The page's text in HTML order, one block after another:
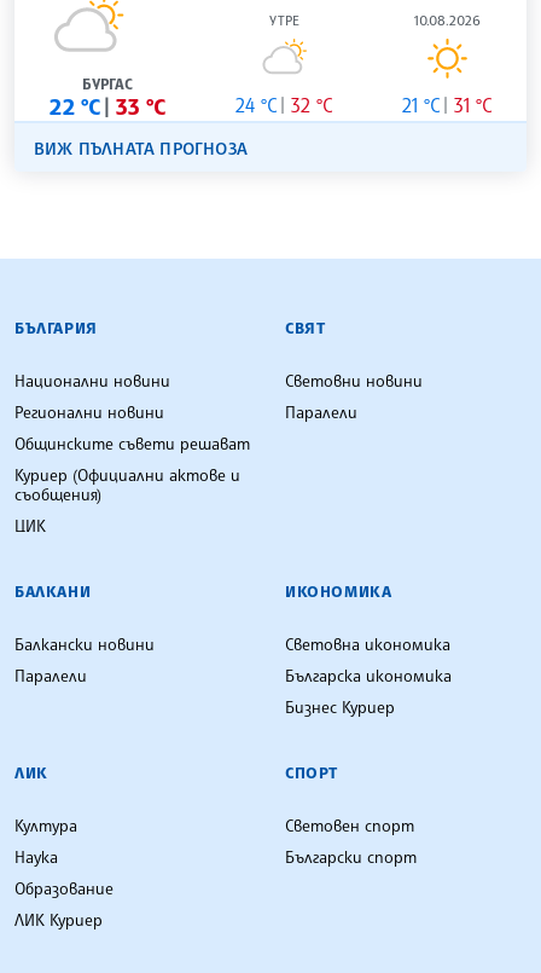
БУРГАС
22 °C 33 °C
УТРЕ
24 °C 32 °C
10.08.2026
21 °C 31 °C
ВИЖ ПЪЛНАТА ПРОГНОЗА
БЪЛГАРСКА ТЕЛЕГРАФНА АГЕНЦИЯ
БЪЛГАРИЯ
Национални новини
Регионални новини
Общинските съвети решават
Куриер (Официални актове и
съобщения)
ЦИК
СВЯТ
Световни новини
Паралели
БАЛКАНИ
Балкански новини
Паралели
ИКОНОМИКА
Световна икономика
Българска икономика
Бизнес Куриер
ЛИК
Култура
Наука
Образование
ЛИК Куриер
СПОРТ
Световен спорт
Български спорт